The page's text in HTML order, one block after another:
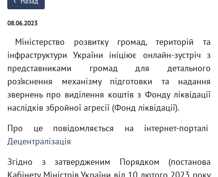
08.06.2023
Міністерство розвитку громад, територій та
інфраструктури України ініціює онлайн-зустріч з
представниками громад для детального
роз’яснення механізму підготовки та надання
звернень про виділення коштів з Фонду ліквідації
наслідків збройної агресії (Фонд ліквідації).
Про це повідомляється на інтернет-порталі
Децентралізація
Згідно з затвердженим Порядком (постанова